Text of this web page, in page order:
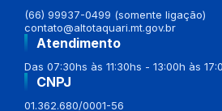
(66) 99937-0499 (somente ligação)
contato@altotaquari.mt.gov.br
Atendimento
Das 07:30hs às 11:30hs - 13:00h às
CNPJ
01.362.680/0001-56